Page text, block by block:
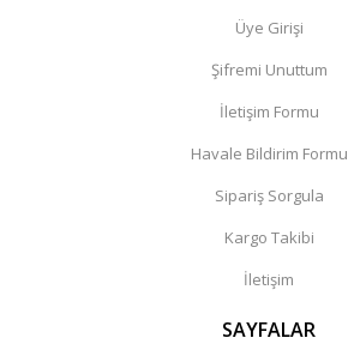
Üye Girişi
Şifremi Unuttum
İletişim Formu
Havale Bildirim Formu
Sipariş Sorgula
Kargo Takibi
İletişim
SAYFALAR